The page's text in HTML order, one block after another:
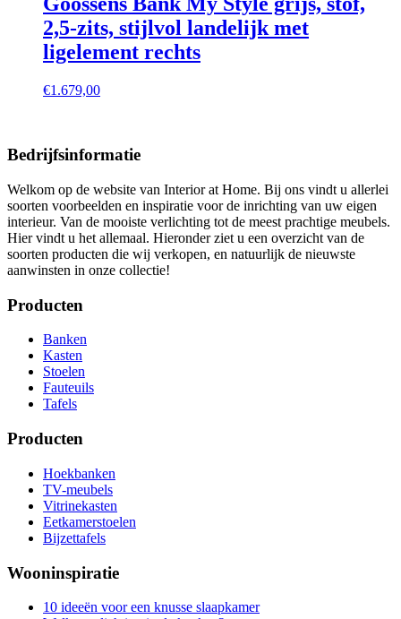
2,5-zits, stijlvol landelijk met
ligelement rechts
€1.679,00
Bedrijfsinformatie
Welkom op de website van Interior at Home. Bij ons vindt u allerlei
soorten voorbeelden en inspiratie voor de inrichting van uw eigen
interieur. Van de mooiste verlichting tot de meest prachtige meubels.
Hier vindt u het allemaal. Hieronder ziet u een overzicht van de
soorten producten die wij verkopen, en natuurlijk de nieuwste
aanwinsten in onze collectie!
Producten
Banken
Kasten
Stoelen
Fauteuils
Tafels
Producten
Hoekbanken
TV-meubels
Vitrinekasten
Eetkamerstoelen
Bijzettafels
Wooninspiratie
10 ideeën voor een knusse slaapkamer